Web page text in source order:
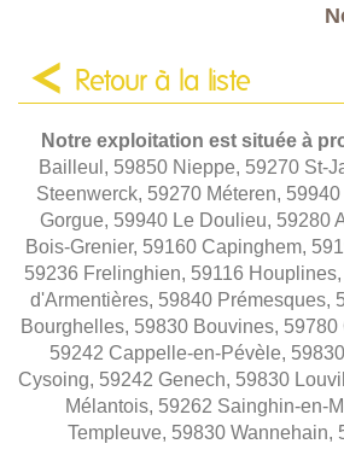
Retour à la liste
Notre exploitation est située à
Bailleul, 59850 Nieppe, 59270 St-
Steenwerck, 59270 Méteren,
Gorgue, 59940 Le Doulieu, 59280
Bois-Grenier, 59160 Capinghem,
59236 Frelinghien, 59116
d'Armentières, 59840 Prémesques,
Bourghelles, 59830 Bouvines,
59242 Cappelle-en-Pévèle,
Cysoing, 59242 Genech, 59830
Mélantois, 59262 Sainghin-en-
Templeuve, 59830 Wannehain,